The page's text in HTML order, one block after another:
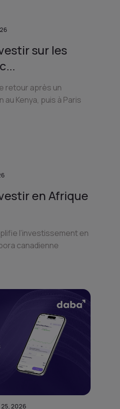
sur les
retour après un
Kenya, puis à Paris
en Afrique
l’investissement en
canadienne
25, 2026